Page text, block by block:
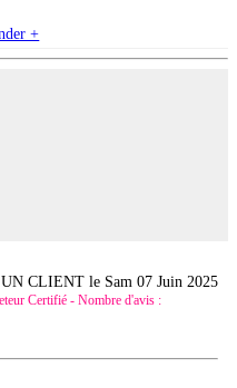
+
UN CLIENT le Sam 07 Juin 2025
Certifié - Nombre d'avis :